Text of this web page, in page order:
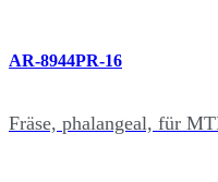
AR-8944PR-16
Fräse, phalangeal, für